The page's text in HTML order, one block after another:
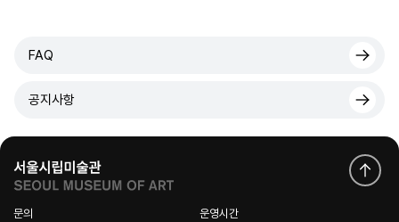
FAQ
공지사항
문의
운영시간